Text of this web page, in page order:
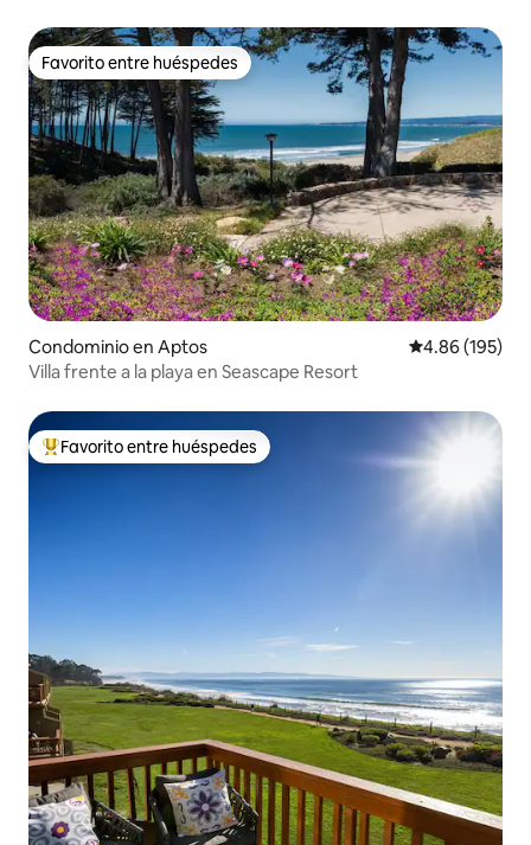
Favorito entre huéspedes
Favorito entre huéspedes
Condominio en Aptos Calificación
4.86 (195)
Villa frente a la playa en Seascape Resort
De los mejores en Favorito entre huéspedes
Favorito entre huéspedes